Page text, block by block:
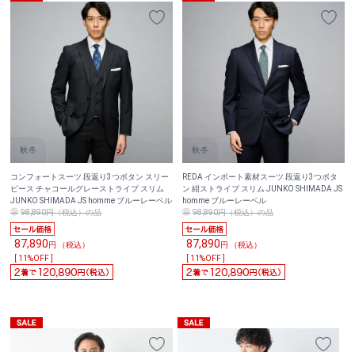
コンフォートスーツ 段返り3つボタン スリー
ピース チャコールグレーストライプ スリム
JUNKO SHIMADA JS homme ブルーレーベル
98,890円（税込）の品
87,890円 （税込）
[ 11%OFF ]
REDA インポート素材スーツ 段返り3つボタ
ン 紺ストライプ スリム JUNKO SHIMADA JS
homme ブルーレーベル
98,890円（税込）の品
87,890円 （税込）
[ 11%OFF ]